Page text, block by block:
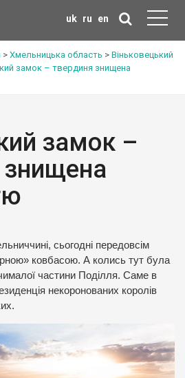
uk ru en
> Хмельницька область > Віньковецький
замок – твердиня знищена
замок –
сьогодні передовсім
ковбасою. А колись тут була
частини Поділля. Саме в
некоронованих королів